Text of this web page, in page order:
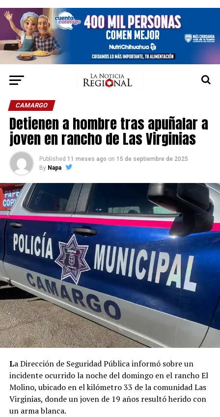
CAMARGO
Detienen a hombre tras apuñalar a
joven en rancho de Las Virginias
Published 11 meses ago on 15 de septiembre de 2025
By Napa
La Dirección de Seguridad Pública informó sobre un
incidente ocurrido la noche del domingo en el rancho El
Molino, ubicado en el kilómetro 33 de la comunidad Las
Virginias, donde un joven de 19 años resultó herido con
un arma blanca.